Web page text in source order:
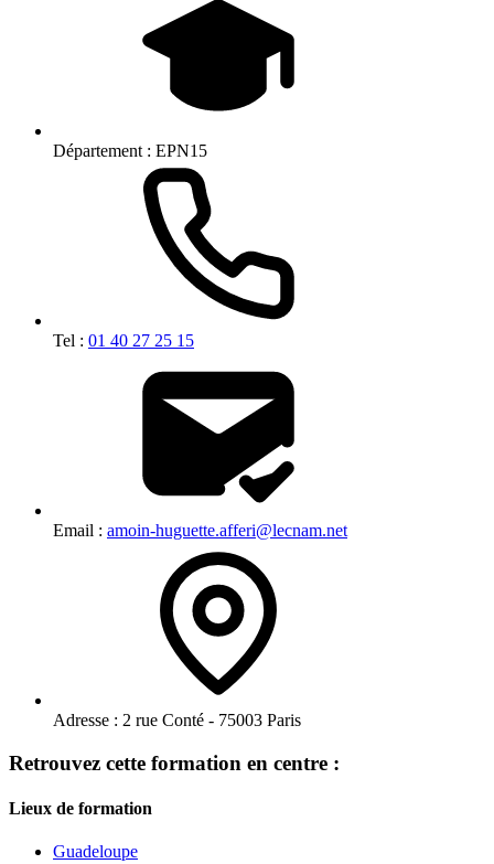
Département : EPN15
Tel : 01 40 27 25 15
Email : amoin-huguette.afferi@lecnam.net
Adresse : 2 rue Conté - 75003 Paris
Retrouvez cette formation en centre :
Lieux de formation
Guadeloupe